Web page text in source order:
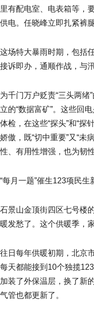
里有配电室、电表箱等，
供电。任晓峰立即扎紧裤
这场特大暴雨时期，包括
接诉即办，通顺作战，与
为千门万户贬责“三头两
立的“数据富矿”。这些回
体检，在这些“探头”和“探
娇傲，既“切中重要”又“未
性、有用性增强，也为韧
“每月一题”催生123项民生
石景山金顶街四区七号楼
暖发愁了。这个供暖季，
往日每年供暖初期，北京
每天都能接到10个独揽
加装了外保温层，换了新
气管也都更新了。